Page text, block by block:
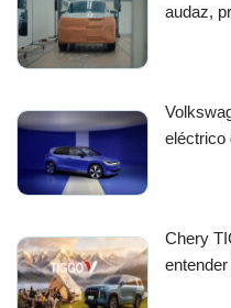
audaz,
eléctrico
Chery